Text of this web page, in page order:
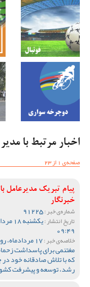
اخبار مرتبط با
صفحه‌ی 1 از 23
پیام تبریک مدیرعامل
خبرنگار
شماره‌ی خبر :
تاریخ انتشار :
09:49
خلاصه‌ی خبر : 17
مغتنمی برای پاسداشت
که با تلاش صادقانه خود
رشد، توسعه و پیشرفت